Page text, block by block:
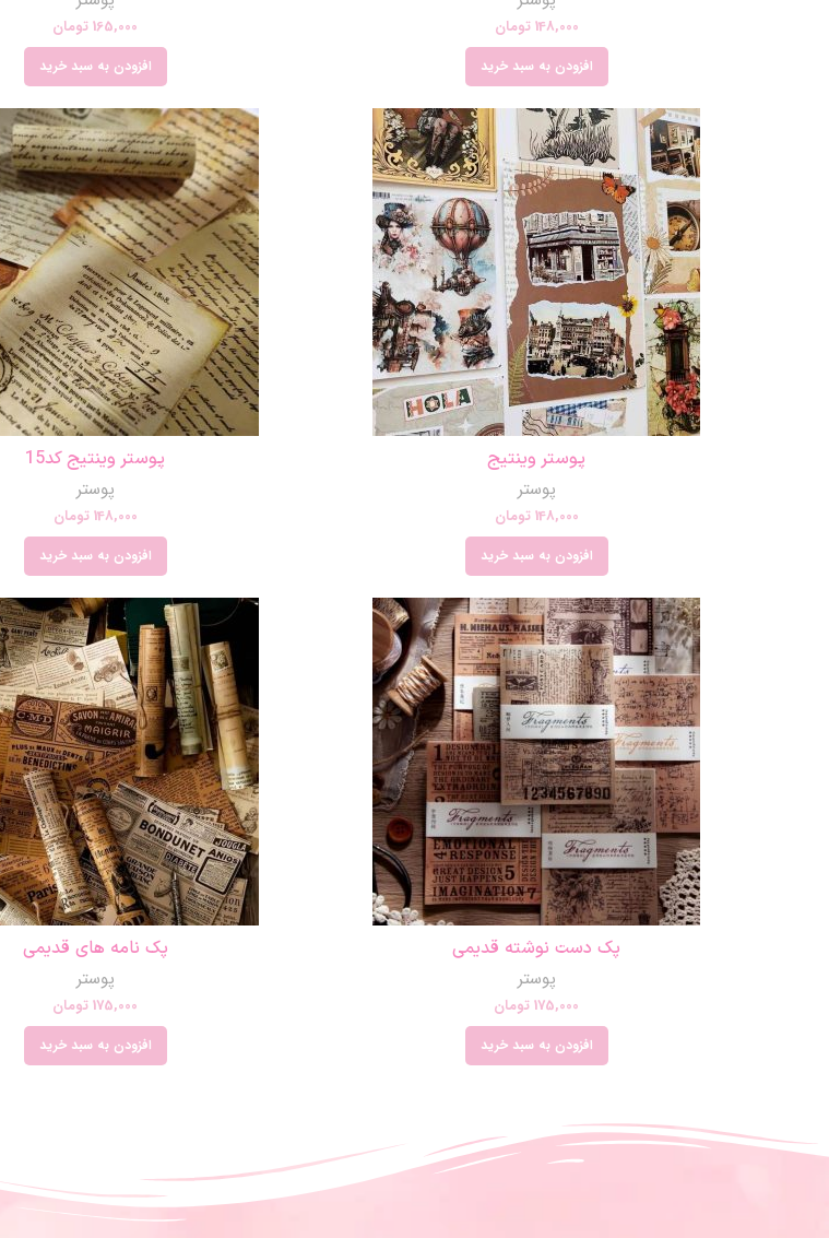
148,000 تومان
افزودن به سبد خرید
165,000تومان
افزودن به سبد خرید
پوستر وینتیج
پوستر
148,000 تومان
افزودن به سبد خرید
پوستر وینتیج کد15
پوستر
148,000 تومان
افزودن به سبد خرید
پک دست نوشته قدیمی
پوستر
175,000تومان
افزودن به سبد خرید
پک نامه های قدیمی
پوستر
175,000تومان
افزودن به سبد خرید